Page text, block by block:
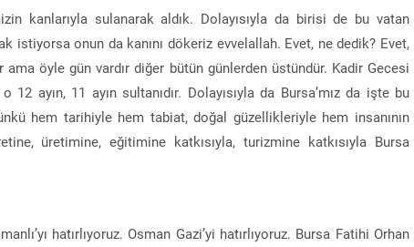
kanlarıyla sulanarak aldık. Dolayısıyla da birisi de bu vatan
istiyorsa onun da kanını dökeriz evvelallah. Evet, ne dedik? Evet,
ama öyle gün vardır diğer bütün günlerden üstündür. Kadir Gecesi
ayın, 11 ayın sultanıdır. Dolayısıyla da Bursa’mız da işte bu
hem tarihiyle hem tabiat, doğal güzellikleriyle hem insanının
üretimine, eğitimine katkısıyla, turizmine katkısıyla Bursa
hatırlıyoruz. Osman Gazi’yi hatırlıyoruz. Bursa Fatihi Orhan